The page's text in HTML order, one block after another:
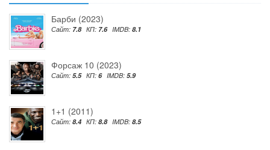
Барби (2023)
Сайт: 7.8 КП: 7.6 IMDB: 8.1
Форсаж 10 (2023)
Сайт: 5.5 КП: 6 IMDB: 5.9
1+1 (2011)
Сайт: 8.4 КП: 8.8 IMDB: 8.5